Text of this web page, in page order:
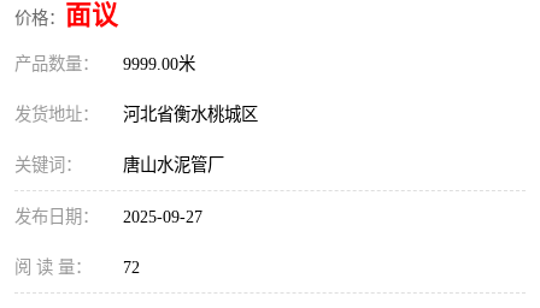
价格： 面议
产品数量： 9999.00米
发货地址： 河北省衡水桃城区
关键词： 唐山水泥管厂
发布日期： 2025-09-27
阅 读 量： 72